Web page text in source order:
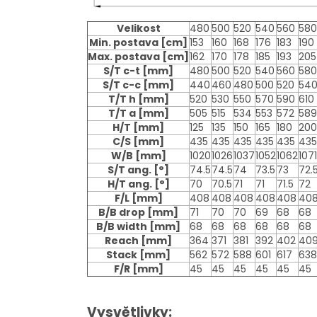
Velikost 480 500 520 540 560 580
Min. postava [cm] 153 160 168 176 183 190
Max. postava [cm] 162 170 178 185 193 205
S/T c-t [mm] 480 500 520 540 560 580
S/T c-c [mm] 440 460 480 500 520 540
T/T h [mm] 520 530 550 570 590 610
T/T a [mm] 505 515 534 553 572 589
H/T [mm] 125 135 150 165 180 200
C/S [mm] 435 435 435 435 435 435
W/B [mm] 102010261037105210621071
S/T ang. [°] 74.574.574 73.5 73
72.5
H/T ang. [°] 70 70.5 71 71 71.5 72
F/L [mm] 408 408 408 408 408 408
B/B drop [mm] 71 70 70 69 68
68
B/B width [mm] 68 68 68 68 68
68
Reach [mm] 364 371 381 392 402 409
Stack [mm] 562 572 588 601 617 638
F/R [mm] 45 45 45 45 45 45
Vysvětlivky: